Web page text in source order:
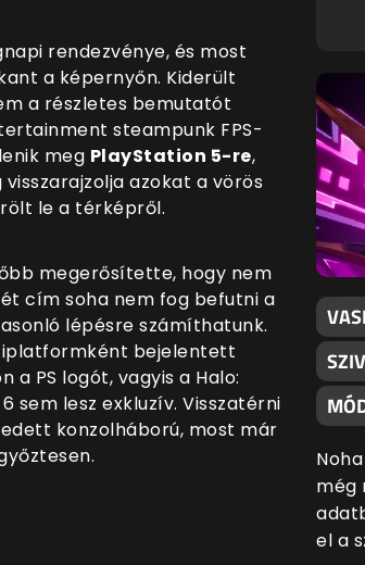
rendezvénye, és most
a képernyőn. Kiderült
a részletes bemutatót
steampunk FPS-
meg PlayStation 5-re,
azokat a vörös
le a térképről.
megerősítette, hogy nem
cím soha nem fog befutni a
lépésre számíthatunk.
bejelentett
PS logót, vagyis a Halo:
sem lesz exkluzív. Visszatérni
konzolháború, most már
még
el a